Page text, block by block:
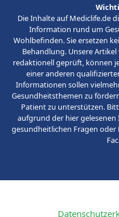
Die Inhalte auf Mediclife.de
Information rund um
Wohlbefinden. Sie ersetzen
Behandlung. Unsere
redaktionell geprüft, können
einer anderen
Informationen sollen
Gesundheitsthemen zu
Patient zu unterstützen.
aufgrund der hier gelesenen
gesundheitlichen Fragen oder